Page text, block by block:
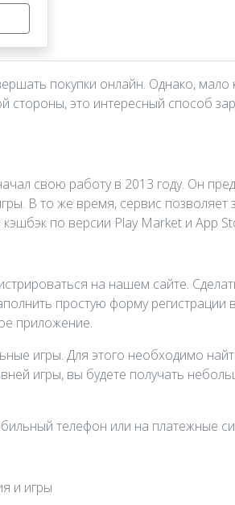
покупки онлайн. Однако, мало
это интересный способ
свою работу в 2013 году. Он
В то же время, сервис
по версии Play Market и App
на нашем сайте.
простую форму регистрации
приложение.
игры. Для этого необходимо
игры, вы будете получать
телефон или на платежные
и игры